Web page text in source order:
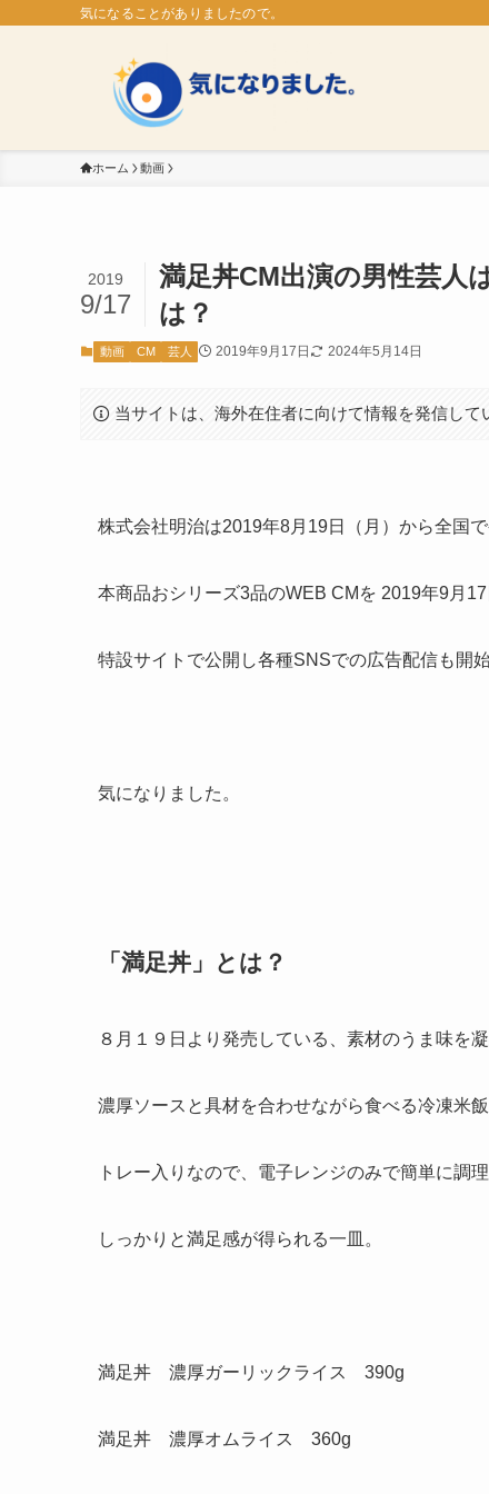
気になることがありましたので。
ホーム 動画
満足丼CM出演の男性芸人
は？
2019
9/17
動画 CM 芸人 2019年9月17日 2024年5月14日
当サイトは、海外在住者に向けて情報を発信して
株式会社明治は2019年8月19日（月）から全国
本商品おシリーズ3品のWEB CMを 2019年9月17
特設サイトで公開し各種SNSでの広告配信も開始
気になりました。
「満足丼」とは？
８月１９日より発売している、素材のうま味を
濃厚ソースと具材を合わせながら食べる冷凍米飯
トレー入りなので、電子レンジのみで簡単に調理
しっかりと満足感が得られる一皿。
満足丼 濃厚ガーリックライス 390g
満足丼 濃厚オムライス 360g